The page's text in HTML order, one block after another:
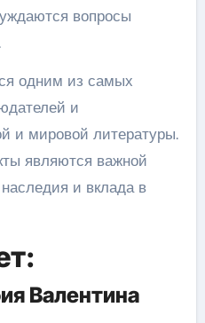
вопросы
одним из самых
и
и мировой литературы.
являются важной
наследия и вклада в
Валентина